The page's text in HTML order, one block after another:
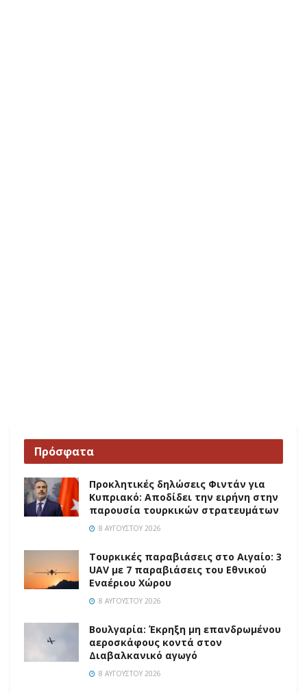
Πρόσφατα
Προκλητικές δηλώσεις Φιντάν για
Κυπριακό: Αποδίδει την ειρήνη στην
παρουσία τουρκικών στρατευμάτων
8 ΑΥΓΟΎΣΤΟΥ 2026
Τουρκικές παραβιάσεις στο Αιγαίο: 3
UAV με 7 παραβιάσεις του Εθνικού
Εναέριου Χώρου
8 ΑΥΓΟΎΣΤΟΥ 2026
Βουλγαρία: Έκρηξη μη επανδρωμένου
αεροσκάφους κοντά στον
Διαβαλκανικό αγωγό
8 ΑΥΓΟΎΣΤΟΥ 2026